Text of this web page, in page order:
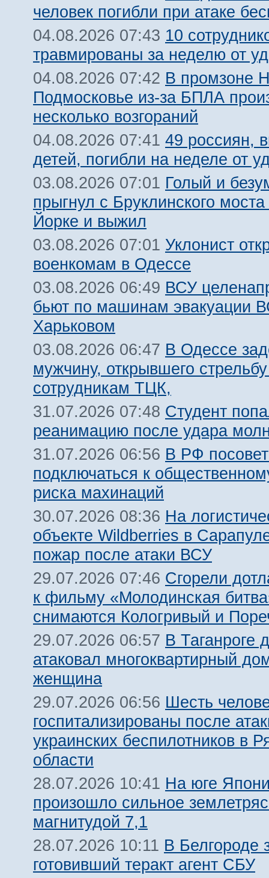
человек погибли при атаке
04.08.2026 07:43 10
травмированы за неделю от
04.08.2026 07:42 В промзоне
Подмосковье из-за БПЛА
несколько возгораний
04.08.2026 07:41 49 россиян,
детей, погибли на неделе от
03.08.2026 07:01 Голый и
прыгнул с Бруклинского
Йорке и выжил
03.08.2026 07:01 Уклонист
военкомам в Одессе
03.08.2026 06:49 ВСУ
бьют по машинам эвакуации
Харьковом
03.08.2026 06:47 В Одессе
мужчину, открывшего
сотрудникам ТЦК,
31.07.2026 07:48 Студент
реанимацию после удара
31.07.2026 06:56 В РФ
подключаться к
риска махинаций
30.07.2026 08:36 На
объекте Wildberries в
пожар после атаки ВСУ
29.07.2026 07:46 Сгорели
к фильму «Молодинская
снимаются Кологривый и
29.07.2026 06:57 В Таганроге
атаковал многоквартирный
женщина
29.07.2026 06:56 Шесть
госпитализированы после
украинских беспилотников в
области
28.07.2026 10:41 На юге
произошло сильное
магнитудой 7,1
28.07.2026 10:11 В Белгороде
готовивший теракт агент СБУ